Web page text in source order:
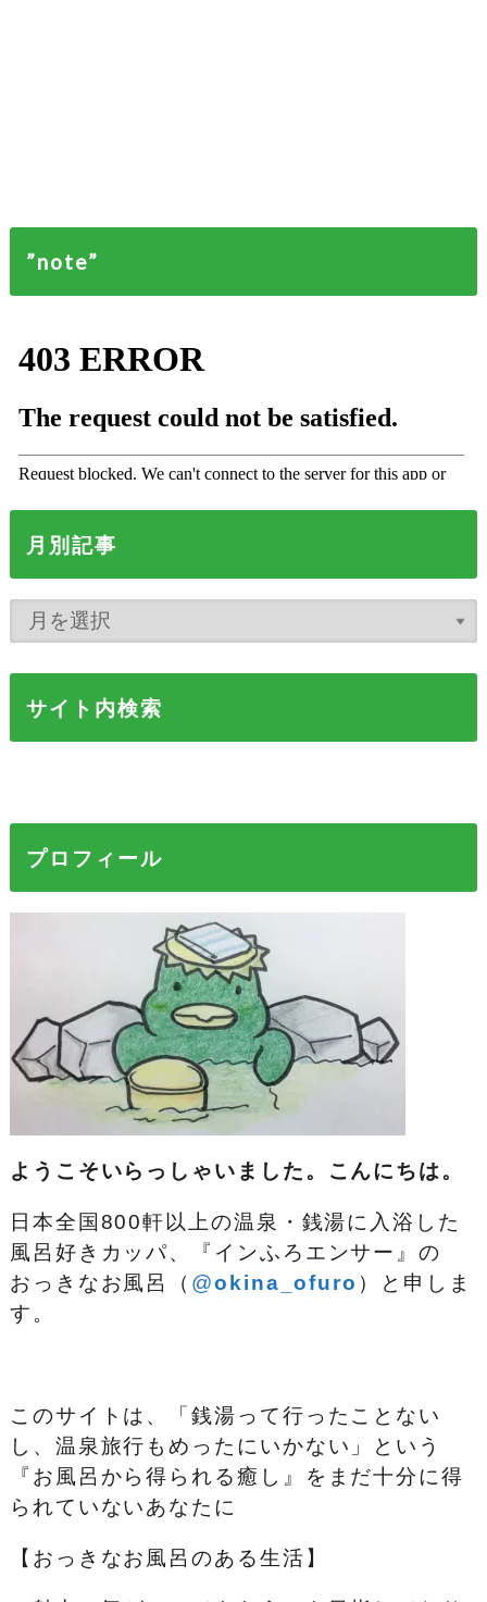
”note”
月別記事
サイト内検索
プロフィール
ようこそいらっしゃいました。こんにちは。
日本全国800軒以上の温泉・銭湯に入浴した
風呂好きカッパ、『インふろエンサー』の
おっきなお風呂（ @okina_ofuro ）
と申しま
す。
このサイトは、「銭湯って行ったことない
し、温泉旅行もめったにいかない」という
『お風呂から得られる癒し』をまだ十分に得
られていないあなたに
【おっきなお風呂のある生活】